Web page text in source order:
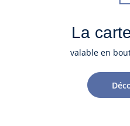
La
valable en